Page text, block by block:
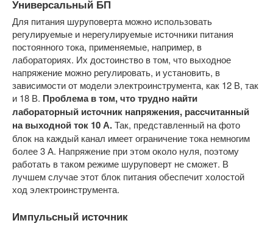
Универсальный БП
Для питания шуруповерта можно использовать
регулируемые и нерегулируемые источники питания
постоянного тока, применяемые, например, в
лабораториях. Их достоинство в том, что выходное
напряжение можно регулировать, и установить, в
зависимости от модели электроинструмента, как 12 В, так
и 18 В. Проблема в том, что трудно найти
лабораторный источник напряжения, рассчитанный
на выходной ток 10 А.Так, представленный на фото
блок на каждый канал имеет ограничение тока немногим
более 3 А. Напряжение при этом около нуля, поэтому
работать в таком режиме шуруповерт не сможет. В
лучшем случае этот блок питания обеспечит холостой
ход электроинструмента.
Импульсный источник